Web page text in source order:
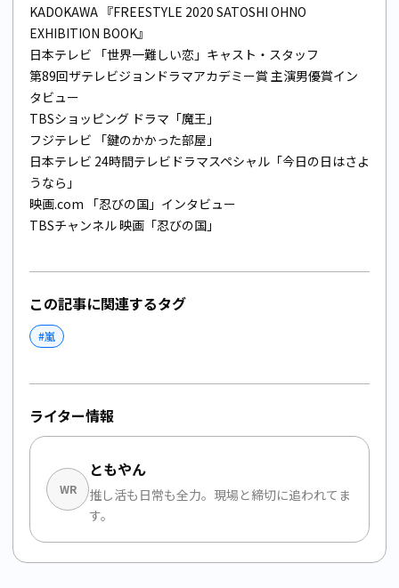
KADOKAWA 『FREESTYLE 2020 SATOSHI OHNO
EXHIBITION BOOK』
日本テレビ 「世界一難しい恋」キャスト・スタッフ
第89回ザテレビジョンドラマアカデミー賞 主演男優賞イン
タビュー
TBSショッピング ドラマ「魔王」
フジテレビ 「鍵のかかった部屋」
日本テレビ 24時間テレビドラマスペシャル「今日の日はさよ
うなら」
映画.com 「忍びの国」インタビュー
TBSチャンネル 映画「忍びの国」
この記事に関連するタグ
#嵐
ライター情報
WR
ともやん
推し活も日常も全力。現場と締切に追われてま
す。